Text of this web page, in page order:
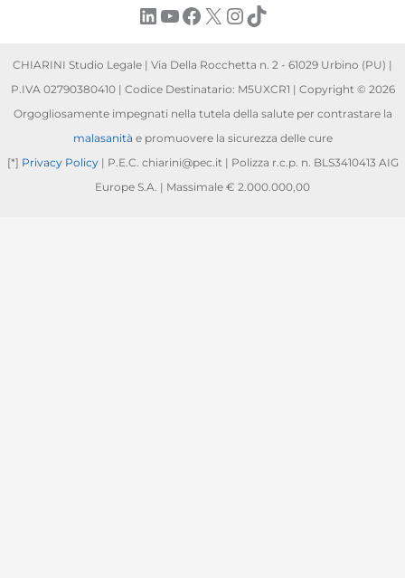
LinkedIn
YouTube
Facebook
X Instagram
TikTok
CHIARINI Studio Legale | Via Della Rocchetta n. 2 - 61029 Urbino (PU) |
P.IVA 02790380410 | Codice Destinatario: M5UXCR1 | Copyright © 2026
Orgogliosamente impegnati nella tutela della salute per contrastare la
malasanità e promuovere la sicurezza delle cure
[*] Privacy Policy| P.E.C. chiarini@pec.it | Polizza r.c.p. n. BLS3410413 AIG
Europe S.A. | Massimale € 2.000.000,00